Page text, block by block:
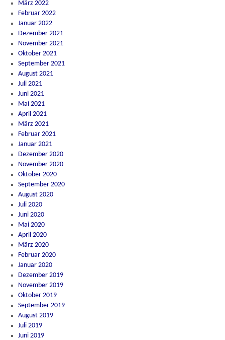
März 2022
Februar 2022
Januar 2022
Dezember 2021
November 2021
Oktober 2021
September 2021
August 2021
Juli 2021
Juni 2021
Mai 2021
April 2021
März 2021
Februar 2021
Januar 2021
Dezember 2020
November 2020
Oktober 2020
September 2020
August 2020
Juli 2020
Juni 2020
Mai 2020
April 2020
März 2020
Februar 2020
Januar 2020
Dezember 2019
November 2019
Oktober 2019
September 2019
August 2019
Juli 2019
Juni 2019